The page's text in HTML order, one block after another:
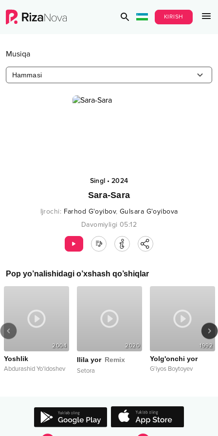
KIRISH
Musiqa
Hammasi
Singl•2024
Sara-Sara
Ijrochi: Farhod G'oyibov, Gulsara G'oyibova
Davomiyligi 05:12
Pop yo’nalishidagi o’xshash qo’shiqlar
2004
Yoshlik
Abdurashid Yo'ldoshev
2020
Ilila yor Remix
Setora
1992
Yolg'onchi yor
G'iyos Boytoyev